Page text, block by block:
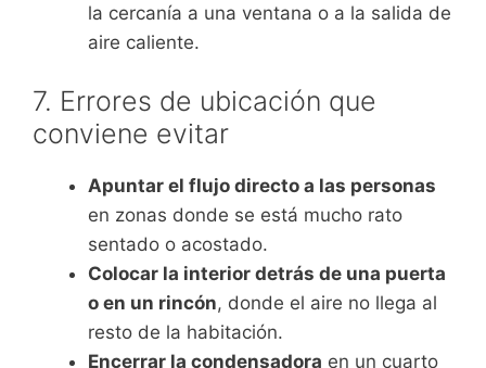
la cercanía a una ventana o a la salida de
aire caliente.
7. Errores de ubicación que
conviene evitar
Apuntar el flujo directo a las personas
en zonas donde se está mucho rato
sentado o acostado.
Colocar la interior detrás de una puerta
o en un rincón, donde el aire no llega al
resto de la habitación.
Encerrar la condensadora en un cuarto